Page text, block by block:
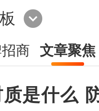
商 文章聚焦
是什么